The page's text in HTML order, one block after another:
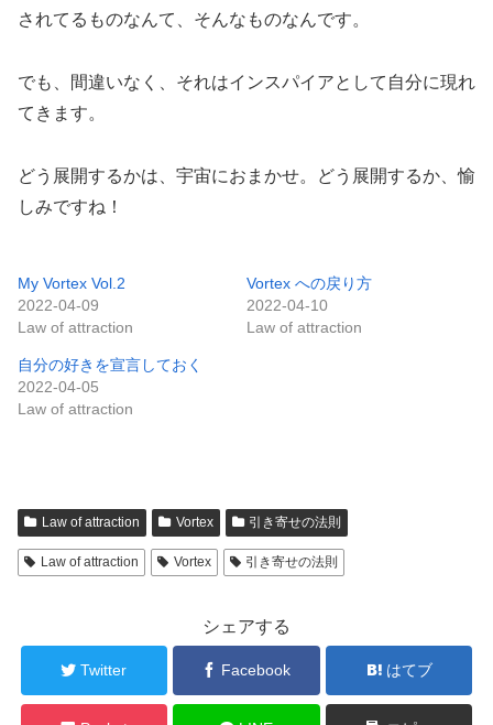
されてるものなんて、そんなものなんです。
でも、間違いなく、それはインスパイアとして自分に現れ
てきます。
どう展開するかは、宇宙におまかせ。どう展開するか、愉
しみですね！
My Vortex Vol.2
2022-04-09
Law of attraction
Vortex への戻り方
2022-04-10
Law of attraction
自分の好きを宣言しておく
2022-04-05
Law of attraction
Law of attraction Vortex 引き寄せの法則
Law of attraction Vortex 引き寄せの法則
シェアする
Twitter Facebook はてブ